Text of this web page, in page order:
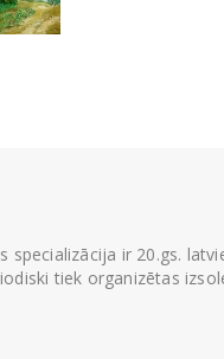
ir 20.gs.
tiek organizētas